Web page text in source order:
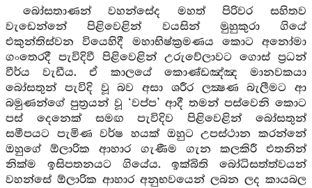
බෝසතාණන් වහන්සේද මහත් පිරිවර සහිතව
වැඩෙන්නේ පිළිවෙළින් වයසින් මුහුකුරා ගියේ
එකුන්තිස්වන වියෙහිදී මහාභිෂ්ක්‍රමණය කොට අනෝමා
ගංතෙරදී පැවිදිවී පිළිවෙළින් උරුවේලාවට ගොස් ප්‍රධන්
වීර්ය වැඩීය. ඒ කාලයේ කොණ්ඩඤ්ඤ මානවකයා
බෝසතුන් පැවිදි වූ බව අසා ශරීර ලක්‍ෂණ බැලීමට ආ
බමුණන්ගේ පුත්‍රයන් වූ ‘වප්ප’ ආදී තමන් පස්වෙනි කොට
පස් දෙනෙක් සමඟ පැවිදිව පිළිවෙළින් බෝසතුන්
සමීපයට පැමිණ වර්ෂ හයක් ඔහුට උපස්ථාන කරන්නේ
ඔහුගේ ඕලාරික ආහාර ගැණීම ගැන කලකිරී එතනින්
නික්ම ඉසිපතනයට ගියේය. ඉක්බිති බෝධිසත්ත්වයන්
වහන්සේ ඕලාරික ආහාර අනුභවයෙන් ලබන ලද කායබල